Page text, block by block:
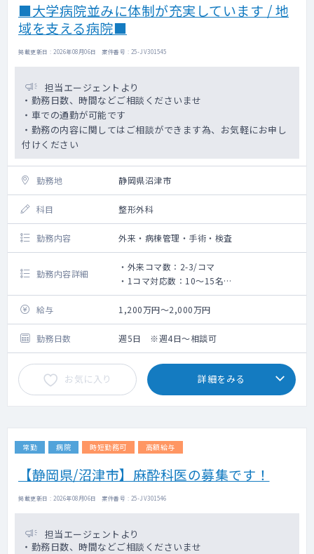
■大学病院並みに体制が充実しています / 地
域を支える病院■
掲載更新日 : 2026年08月06日 案件番号 : 25-JV301545
担当エージェントより
・勤務日数、時間などご相談くださいませ
・車での通勤が可能です
・勤務の内容に関してはご相談ができます為、お気軽にお申し
付けください
勤務地 静岡県沼津市
科目 整形外科
勤務内容 外来・病棟管理・手術・検査
勤務内容詳細
・外来コマ数：2-3/コマ
・1コマ対応数：10～15名
・病棟管理数：20名前後
給与
1,200万円～2,000万円
勤務日数 週5日 ※週4日～相談可
お気に入り 詳細をみる
常勤 病院 時短勤務可 高額給与
【静岡県/沼津市】麻酔科医の募集です！
掲載更新日 : 2026年08月06日 案件番号 : 25-JV301546
担当エージェントより
・勤務日数、時間などご相談くださいませ